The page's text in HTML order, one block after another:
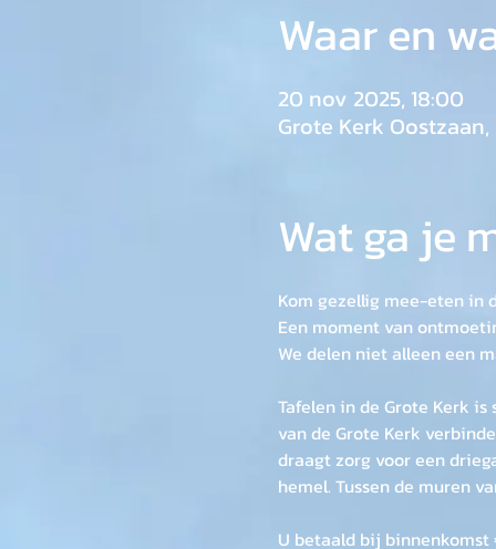
Waar en
20 nov 2025, 18:00
Grote Kerk Oostzaan,
Wat ga je
Kom gezellig mee-eten in
Een moment van
We delen niet alleen een
Tafelen in de Grote Kerk
van de Grote Kerk
draagt zorg voor een
hemel. Tussen de muren
U betaald bij binnenkomst